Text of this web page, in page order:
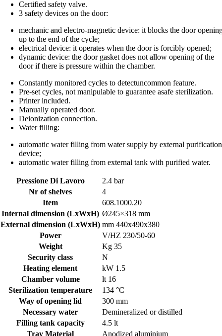
Certified safety valve.
3 safety devices on the door:
mechanic and electro-magnetic device: it blocks the door
up to the end of the cycle;
electrical device: it operates when the door is forcibly opened;
dynamic device: the door gasket does not allow opening of the
door if there is pressure within the chamber.
Constantly monitored cycles to detectuncommon feature.
Pre-set cycles, not manipulable to guarantee asafe sterilization.
Printer included.
Manually operated door.
Deionization connection.
Water filling:
automatic water filling from water supply by external purification
device;
automatic water filling from external tank with purified water.
Pressione Di Lavoro
2.4 bar
Nr of shelves
4
Item
608.1000.20
Internal dimension (LxWxH) Ø245×318 mm
External dimension (LxWxH) mm 440x490x380
Power
V/HZ 230/50-60
Weight
Kg 35
Security class
N
Heating element
kW 1.5
Chamber volume
lt 16
Sterilization temperature
134 °C
Way of opening lid
300 mm
Necessary water
Demineralized or distilled
Filling tank capacity
4.5 lt
Tray Material
Anodized aluminium